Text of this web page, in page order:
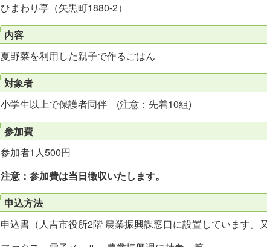
ひまわり亭（矢黒町1880-2）
内容
夏野菜を利用した親子で作るごはん
対象者
小学生以上で保護者同伴 (注意：先着10組)
参加費
参加者1人500円
注意：参加費は当日徴収いたします。
申込方法
申込書（人吉市役所2階 農業振興課窓口に設置しています。